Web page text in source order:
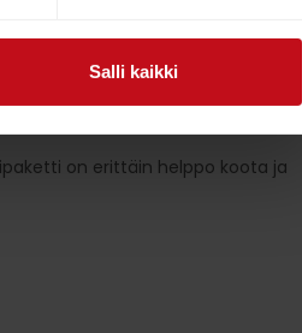
Salli kaikki
optimoitu profiili ja tehokas
on erittäin helppo koota ja